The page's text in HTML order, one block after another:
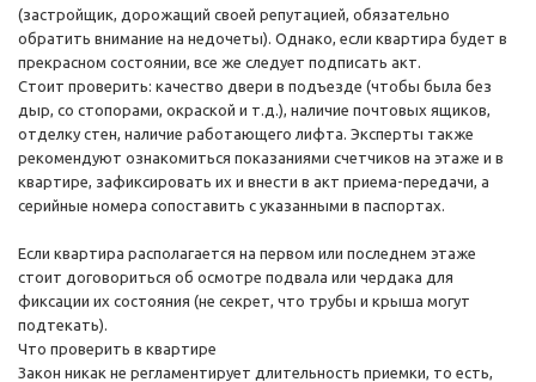
(застройщик, дорожащий своей репутацией, обязательно
обратить внимание на недочеты). Однако, если квартира будет в
прекрасном состоянии, все же следует подписать акт.
Стоит проверить: качество двери в подъезде (чтобы была без
дыр, со стопорами, окраской и т.д.), наличие почтовых ящиков,
отделку стен, наличие работающего лифта. Эксперты также
рекомендуют ознакомиться показаниями счетчиков на этаже и в
квартире, зафиксировать их и внести в акт приема-передачи, а
серийные номера сопоставить с указанными в паспортах.
Если квартира располагается на первом или последнем этаже
стоит договориться об осмотре подвала или чердака для
фиксации их состояния (не секрет, что трубы и крыша могут
подтекать).
Что проверить в квартире
Закон никак не регламентирует длительность приемки, то есть,